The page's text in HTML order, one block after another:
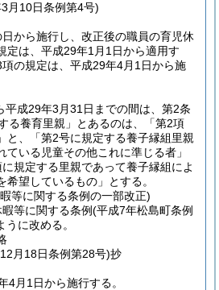
月10日条例第4号)
から施行し、改正後の職員の育児休
定は、平成29年1月1日から適用す
の規定は、平成29年4月1日から施
平成29年3月31日までの間は、第2条
る養育里親」とあるのは、「第2項
と、「第2号に規定する養子縁組里親
ている児童その他これに準じる者」
規定する里親であって養子縁組によ
希望しているもの」とする。
等に関する条例の一部改正)
等に関する条例(平成7年松島町条例
に改める。
月18日条例第28号)抄
4月1日から施行する。